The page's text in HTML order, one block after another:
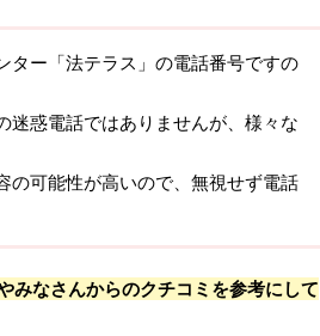
ター「法テラス」の電話番号ですの
迷惑電話ではありませんが、様々な
の可能性が高いので、無視せず電話
みなさんからのクチコミを参考にして